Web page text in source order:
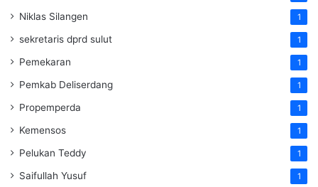
Niklas Silangen 1
sekretaris dprd sulut 1
Pemekaran 1
Pemkab Deliserdang 1
Propemperda 1
Kemensos 1
Pelukan Teddy 1
Saifullah Yusuf 1